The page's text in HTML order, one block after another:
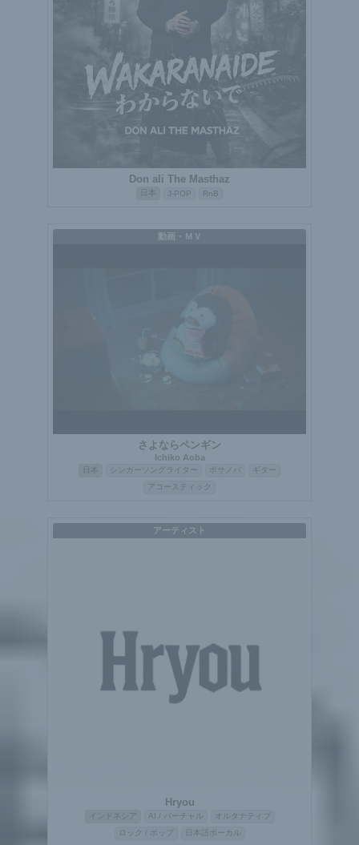
Don ali The Masthaz
J-POP RnB
動画・ＭＶ
さよならペンギン
Ichiko Aoba
シンガーソングライター ボサノバ
ギター
アコースティック
アーティスト
Hryou
インドネシア AI / バーチャル
オルタナティブ
ロック / ポップ
日本語ボーカル